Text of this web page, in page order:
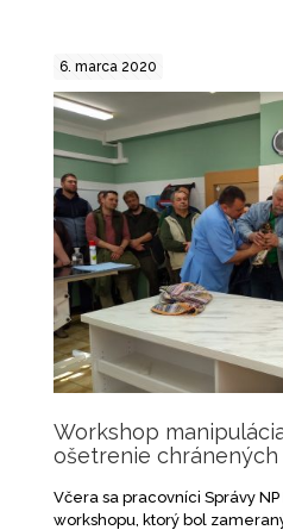
6. marca 2020
Workshop
ošetrenie chránených
Včera sa pracovníci Správy
workshopu, ktorý bol